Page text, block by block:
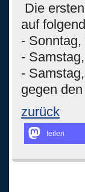
Die
auf
-
-
-
gegen
zurück
teilen